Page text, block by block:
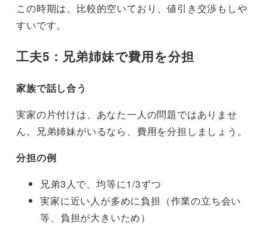
この時期は、比較的空いており、値引き交渉もしや
すいです。
工夫5：兄弟姉妹で費用を分担
家族で話し合う
実家の片付けは、あなた一人の問題ではありませ
ん。兄弟姉妹がいるなら、費用を分担しましょう。
分担の例
兄弟3人で、均等に1/3ずつ
実家に近い人が多めに負担（作業の立ち会い
等、負担が大きいため）